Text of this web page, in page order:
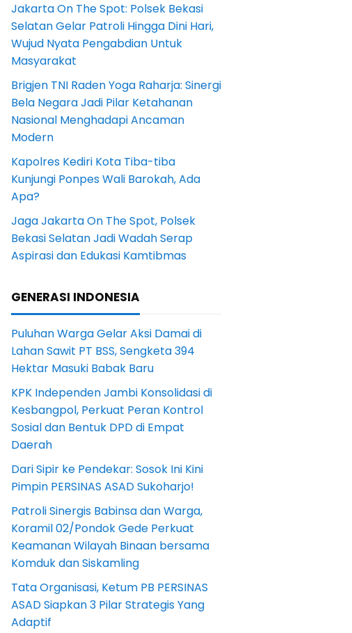
Jakarta On The Spot: Polsek Bekasi
Selatan Gelar Patroli Hingga Dini Hari,
Wujud Nyata Pengabdian Untuk
Masyarakat
Brigjen TNI Raden Yoga Raharja: Sinergi
Bela Negara Jadi Pilar Ketahanan
Nasional Menghadapi Ancaman
Modern
Kapolres Kediri Kota Tiba-tiba
Kunjungi Ponpes Wali Barokah, Ada
Apa?
Jaga Jakarta On The Spot, Polsek
Bekasi Selatan Jadi Wadah Serap
Aspirasi dan Edukasi Kamtibmas
GENERASI INDONESIA
Puluhan Warga Gelar Aksi Damai di
Lahan Sawit PT BSS, Sengketa 394
Hektar Masuki Babak Baru
KPK Independen Jambi Konsolidasi di
Kesbangpol, Perkuat Peran Kontrol
Sosial dan Bentuk DPD di Empat
Daerah
Dari Sipir ke Pendekar: Sosok Ini Kini
Pimpin PERSINAS ASAD Sukoharjo!
Patroli Sinergis Babinsa dan Warga,
Koramil 02/Pondok Gede Perkuat
Keamanan Wilayah Binaan bersama
Komduk dan Siskamling
Tata Organisasi, Ketum PB PERSINAS
ASAD Siapkan 3 Pilar Strategis Yang
Adaptif